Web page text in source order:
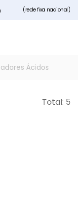
ao nosso site
(rede fixa nacional)
Ácidos
Total: 5